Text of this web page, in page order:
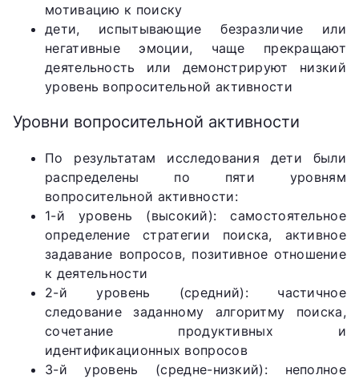
мотивацию к поиску
дети, испытывающие безразличие или
негативные эмоции, чаще прекращают
деятельность или демонстрируют низкий
уровень вопросительной активности
Уровни вопросительной активности
По результатам исследования дети были
распределены по пяти уровням
вопросительной активности:
1-й уровень (высокий): самостоятельное
определение стратегии поиска, активное
задавание вопросов, позитивное отношение
к деятельности
2-й уровень (средний): частичное
следование заданному алгоритму поиска,
сочетание продуктивных и
идентификационных вопросов
3-й уровень (средне-низкий): неполное